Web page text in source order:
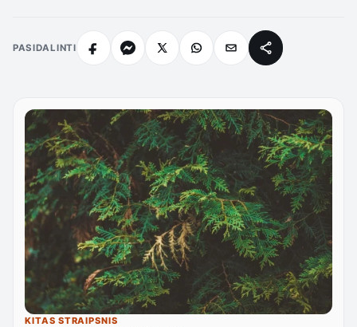
PASIDALINTI
KITAS STRAIPSNIS